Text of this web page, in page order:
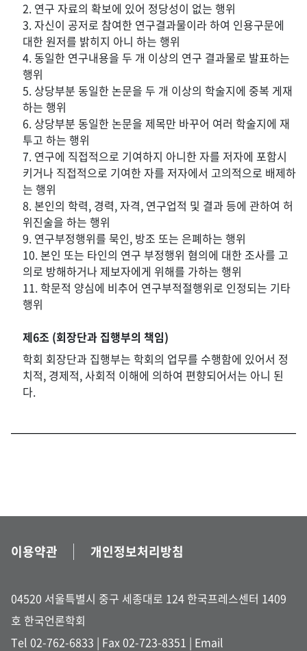
2. 연구 자료의 확보에 있어 정당성이 없는 행위
3. 자신이 공저로 참여한 연구결과물이라 하여 인용구문에
대한 원저를 밝히지 아니 하는 행위
4. 동일한 연구내용을 두 개 이상의 연구 결과물로 발표하는
행위
5. 상당부분 동일한 논문을 두 개 이상의 학술지에 중복 게재
하는 행위
6. 상당부분 동일한 논문을 제목만 바꾸어 여러 학술지에 재
투고 하는 행위
7. 연구에 직접적으로 기여하지 아니한 자를 저자에 포함시
키거나 직접적으로 기여한 자를 저자에서 고의적으로 배제하
는 행위
8. 본인의 학력, 경력, 자격, 연구업적 및 결과 등에 관하여 허
위진술을 하는 행위
9. 연구부정행위를 묵인, 방조 또는 은폐하는 행위
10. 본인 또는 타인의 연구 부정행위 혐의에 대한 조사를 고
의로 방해하거나 제보자에게 위해를 가하는 행위
11. 학문적 양심에 비추어 연구부적절행위로 인정되는 기타
행위
제6조 (회장단과 집행부의 책임)
학회 회장단과 집행부는 학회의 업무를 수행함에 있어서 정
치적, 경제적, 사회적 이해에 의하여 편향되어서는 아니 된
다.
이용약관 개인정보처리방침
04520 서울특별시 중구 세종대로 124 한국프레스센터 1409
호 한국언론학회
Tel 02-762-6833 | Fax 02-723-8351 | Email